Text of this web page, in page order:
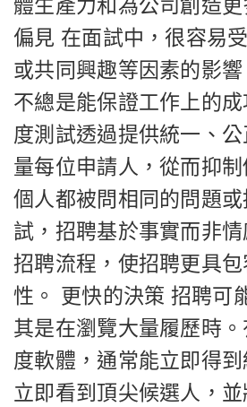
體生產力和為公司創造
偏見 在面試中，很容易
或共同興趣等因素的影
不總是能保證工作上的
度測試透過提供統一、
量每位申請人，從而抑
個人都被問相同的問題
試，招聘基於事實而非
招聘流程，使招聘更具
性。 更快的決策 招聘可
其是在瀏覽大量履歷時
度軟體，通常能立即得
立即看到頂尖候選人，